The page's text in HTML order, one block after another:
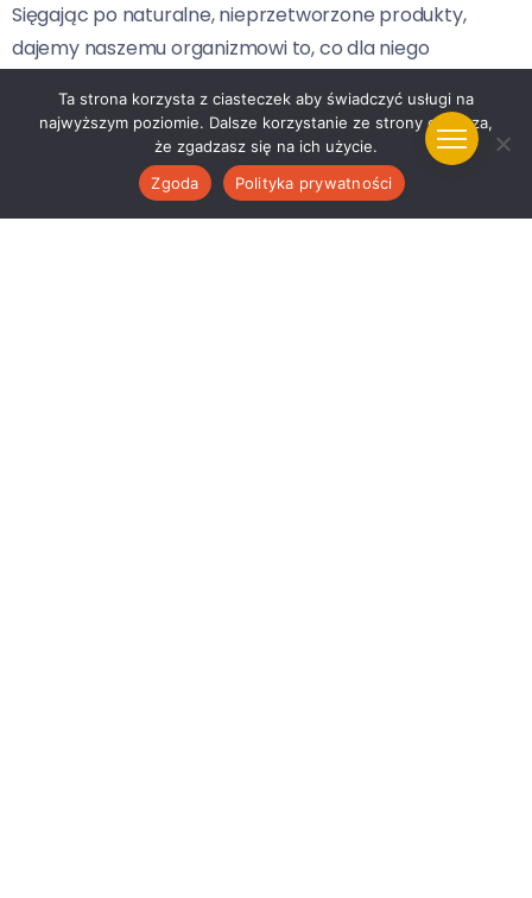
Sięgając po naturalne, nieprzetworzone produkty,
dajemy naszemu organizmowi to, co dla niego
Jak prawidłowo zastosowaćdietę
bezpszeniczną bez laktozy?
Pomimo iżdieta bezpszeniczna bez laktozyprzynosi
Ta strona korzysta z ciasteczek aby świadczyć usługi na
najwyższym poziomie. Dalsze korzystanie ze strony oznacza,
że zgadzasz się na ich użycie.
Zgoda
Polityka prywatności